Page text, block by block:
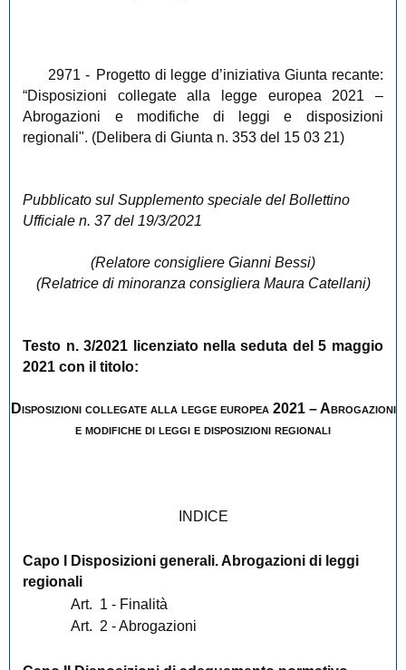
2971 - Progetto di legge d’iniziativa Giunta recante:
“Disposizioni collegate alla legge europea 2021 –
Abrogazioni e modifiche di leggi e disposizioni
regionali". (Delibera di Giunta n. 353 del 15 03 21)
Pubblicato sul Supplemento speciale del Bollettino
Ufficiale n. 37 del 19/3/2021
(Relatore consigliere Gianni Bessi)
(Relatrice di minoranza consigliera Maura Catellani)
Testo n. 3/2021 licenziato nella seduta del 5 maggio
2021 con il titolo:
Disposizioni collegate alla legge europea 2021 – Abrogazioni
e modifiche di leggi e disposizioni regionali
INDICE
Capo I Disposizioni generali. Abrogazioni di leggi
regionali
Art. 1 - Finalità
Art. 2 - Abrogazioni